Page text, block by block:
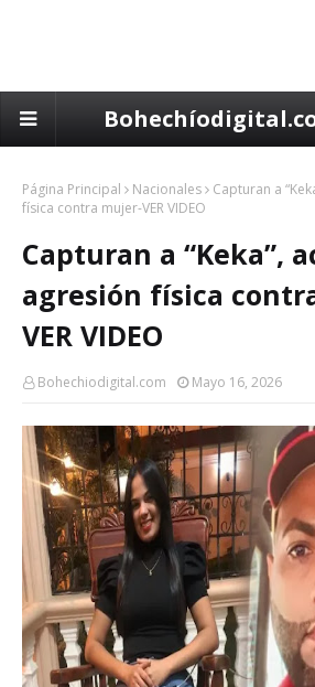
Página Principal Nacionales
Capturan a
física contra mujer-VER VIDEO
Capturan a “Keka”,
agresión física
VER VIDEO
Bohechiodigital.com Mayo 16, 2026